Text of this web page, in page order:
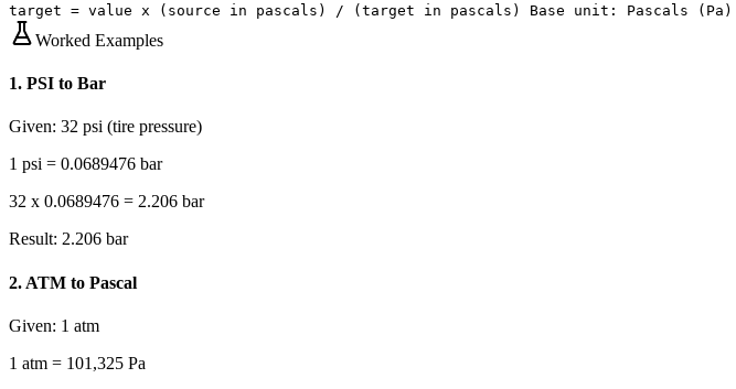
target = value x (source in pascals) / (target in pascals) Base unit: Pascals (Pa)
Worked Examples
1. PSI to Bar
Given: 32 psi (tire pressure)
1 psi = 0.0689476 bar
32 x 0.0689476 = 2.206 bar
Result: 2.206 bar
2. ATM to Pascal
Given: 1 atm
1 atm = 101,325 Pa